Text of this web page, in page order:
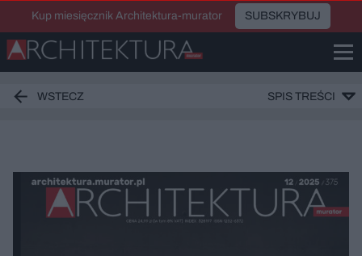
Kup miesięcznik Architektura-murator SUBSKRYBUJ
WSTECZ SPIS TREŚCI